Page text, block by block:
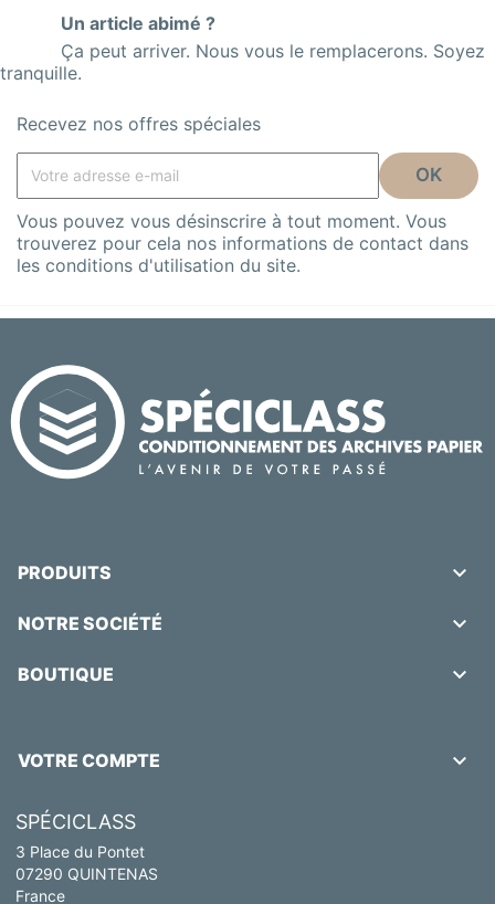
Un article abimé ?
Ça peut arriver. Nous vous le remplacerons. Soyez
tranquille.
Recevez nos offres spéciales
Vous pouvez vous désinscrire à tout moment. Vous
trouverez pour cela nos informations de contact dans
les conditions d'utilisation du site.
PRODUITS 
NOTRE SOCIÉTÉ 
BOUTIQUE 
VOTRE COMPTE 
SPÉCICLASS
3 Place du Pontet
07290 QUINTENAS
France